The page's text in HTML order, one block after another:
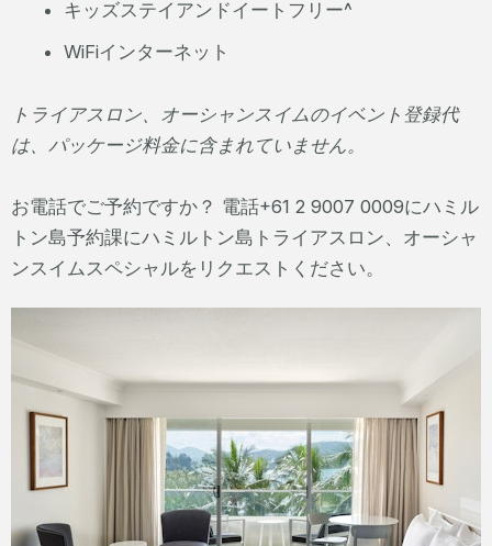
キッズステイアンドイートフリー^
WiFiインターネット
トライアスロン、オーシャンスイムのイベント登録代
は、パッケージ料金に含まれていません。
お電話でご予約ですか？ 電話+61 2 9007 0009にハミル
トン島予約課にハミルトン島トライアスロン、オーシャ
ンスイムスペシャルをリクエストください。